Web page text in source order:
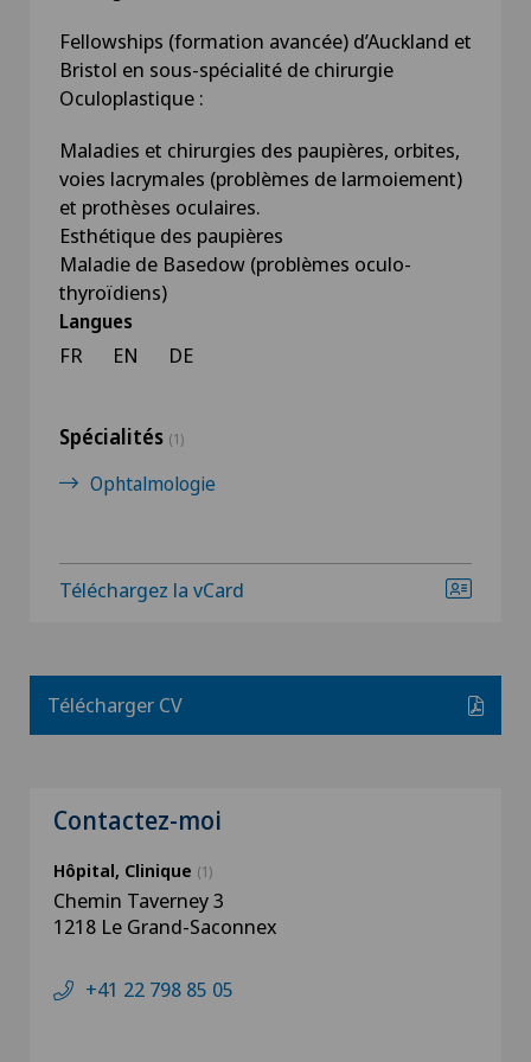
Fellowships (formation avancée) d’Auckland et
Bristol en sous-spécialité de chirurgie
Oculoplastique :
Maladies et chirurgies des paupières, orbites,
voies lacrymales (problèmes de larmoiement)
et prothèses oculaires.
Esthétique des paupières
Maladie de Basedow (problèmes oculo-
thyroïdiens)
Langues
FR EN DE
Spécialités (1)
Ophtalmologie
Téléchargez la vCard
Télécharger CV
Contactez-moi
Hôpital, Clinique (1)
Chemin Taverney 3
1218 Le Grand-Saconnex
+41 22 798 85 05